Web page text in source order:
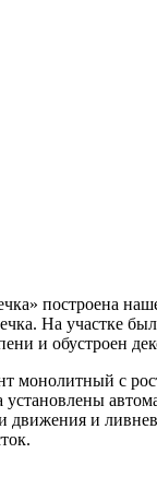
построена
На участке
и обустроен
монолитный с
движения и